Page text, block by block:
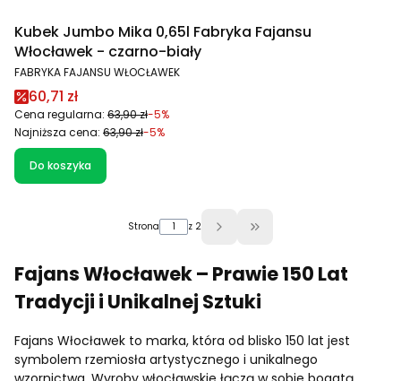
Kubek Jumbo Mika 0,65l Fabryka Fajansu
Włocławek - czarno-biały
PRODUCENT
FABRYKA FAJANSU WŁOCŁAWEK
Cena promocyjna
60,71 zł
Cena regularna: 63,90 zł-5%
Najniższa cena: 63,90 zł-5%
Do koszyka
Strona z 2 Przejdź do ostatniej
Fajans Włocławek – Prawie 150 Lat
Tradycji i Unikalnej Sztuki
Fajans Włocławek to marka, która od blisko 150 lat jest
symbolem rzemiosła artystycznego i unikalnego